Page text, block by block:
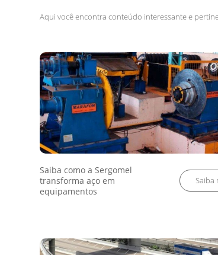
Aqui você encontra conteúdo interessante e
Saiba como a Sergomel
transforma aço em
equipamentos